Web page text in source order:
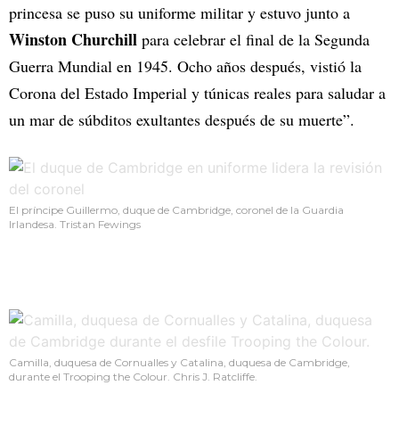
princesa se puso su uniforme militar y estuvo junto a
Winston Churchill para celebrar el final de la Segunda
Guerra Mundial en 1945. Ocho años después, vistió la
Corona del Estado Imperial y túnicas reales para saludar a
un mar de súbditos exultantes después de su muerte”.
El príncipe Guillermo, duque de Cambridge, coronel de la Guardia
Irlandesa. Tristan Fewings
Camilla, duquesa de Cornualles y Catalina, duquesa de Cambridge,
durante el Trooping the Colour. Chris J. Ratcliffe.